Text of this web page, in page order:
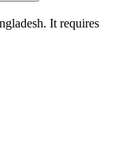
It requires